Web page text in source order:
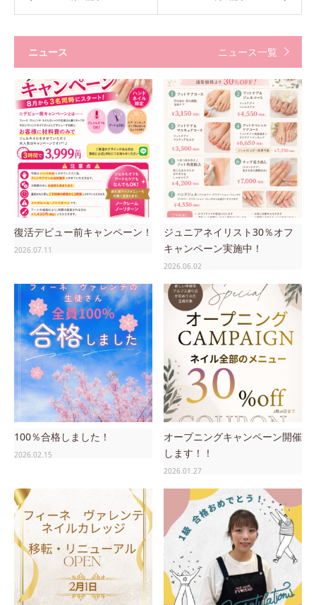
ニュース ニュース一覧
復活デビュー前キャンペーン！
2026.07.11
ジュニアネイリスト30％オフ
キャンペーン実施中！
2026.06.02
100％合格しました！
2026.02.15
オープニングキャンペーン開催
します！！
2026.01.27